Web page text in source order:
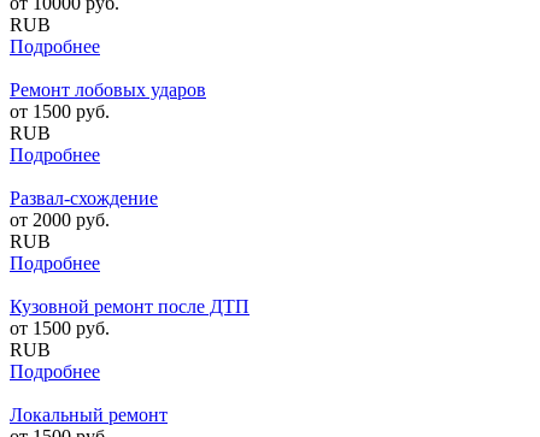
RUB
Подробнее
Ремонт лобовых ударов
от 1500 руб.
RUB
Подробнее
Развал-схождение
от 2000 руб.
RUB
Подробнее
Кузовной ремонт после ДТП
от 1500 руб.
RUB
Подробнее
Локальный ремонт